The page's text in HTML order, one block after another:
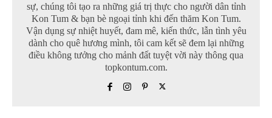
sự, chúng tôi tạo ra những giá trị thực cho người dân tỉnh
Kon Tum & bạn bè ngoại tỉnh khi đến thăm Kon Tum.
Vận dụng sự nhiệt huyết, đam mê, kiến thức, lẫn tình yêu
dành cho quê hương mình, tôi cam kết sẽ đem lại những
điều không tưởng cho mảnh đất tuyệt vời này thông qua
topkontum.com.